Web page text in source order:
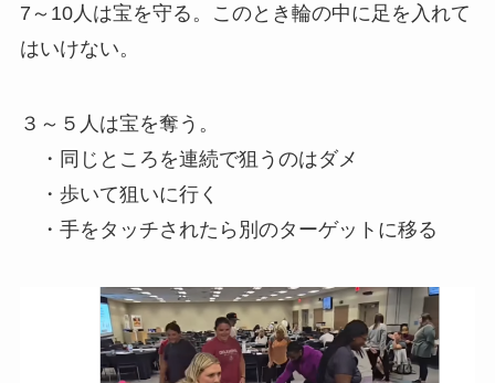
7～10人は宝を守る。このとき輪の中に足を入れて
はいけない。
３～５人は宝を奪う。
・同じところを連続で狙うのはダメ
・歩いて狙いに行く
・手をタッチされたら別のターゲットに移る